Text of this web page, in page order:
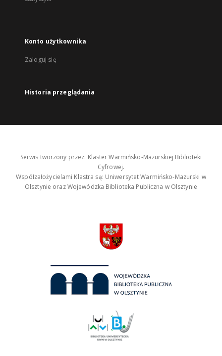
Konto użytkownika
Zaloguj się
Historia przeglądania
Serwis tworzony przez: Klaster Warmińsko-Mazurskiej Biblioteki
Cyfrowej.
Współzałożycielami Klastra są: Uniwersytet Warmińsko-Mazurski w
Olsztynie oraz Wojewódzka Biblioteka Publiczna w Olsztynie